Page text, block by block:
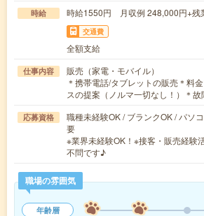
時給 時給1550円 月収例 248,000円+残
交通費
全額支給
仕事内容
販売（家電・モバイル）
＊携帯電話/タブレットの販売＊料
スの提案（ノルマ一切なし！）＊
応募資格
職種未経験OK / ブランクOK / パソ
要
※業界未経験OK！※接客・販売経験
不問です♪
職場の雰囲気
年齢層